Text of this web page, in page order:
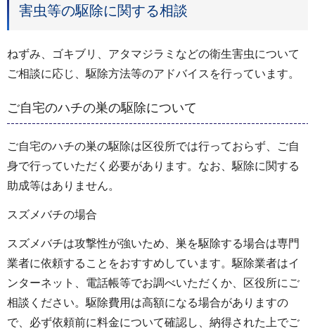
害虫等の駆除に関する相談
ねずみ、ゴキブリ、アタマジラミなどの衛生害虫について
ご相談に応じ、駆除方法等のアドバイスを行っています。
ご自宅のハチの巣の駆除について
ご自宅のハチの巣の駆除は区役所では行っておらず、ご自
身で行っていただく必要があります。なお、駆除に関する
助成等はありません。
スズメバチの場合
スズメバチは攻撃性が強いため、巣を駆除する場合は専門
業者に依頼することをおすすめしています。駆除業者はイ
ンターネット、電話帳等でお調べいただくか、区役所にご
相談ください。駆除費用は高額になる場合がありますの
で、必ず依頼前に料金について確認し、納得された上でご